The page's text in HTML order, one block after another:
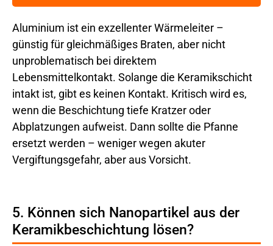
Aluminium ist ein exzellenter Wärmeleiter –
günstig für gleichmäßiges Braten, aber nicht
unproblematisch bei direktem
Lebensmittelkontakt. Solange die Keramikschicht
intakt ist, gibt es keinen Kontakt. Kritisch wird es,
wenn die Beschichtung tiefe Kratzer oder
Abplatzungen aufweist. Dann sollte die Pfanne
ersetzt werden – weniger wegen akuter
Vergiftungsgefahr, aber aus Vorsicht.
5. Können sich Nanopartikel aus der
Keramikbeschichtung lösen?